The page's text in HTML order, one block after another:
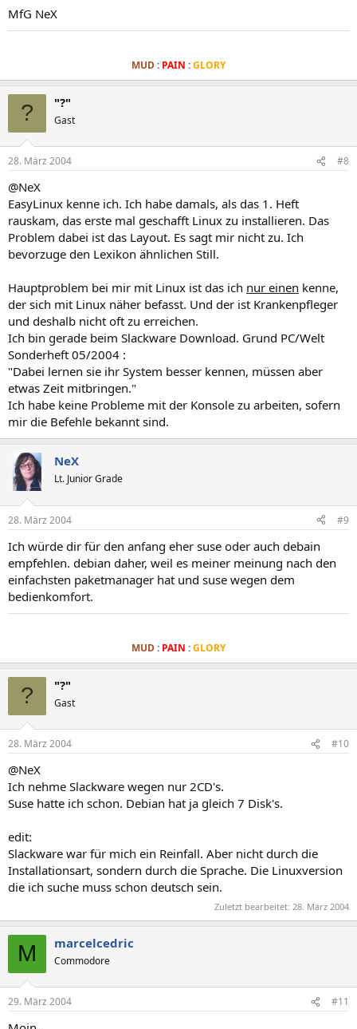
MfG NeX
MUD: PAIN :GLORY
? "?"
Gast
28. März 2004 #8
@NeX
EasyLinux kenne ich. Ich habe damals, als das 1. Heft
rauskam, das erste mal geschafft Linux zu installieren. Das
Problem dabei ist das Layout. Es sagt mir nicht zu. Ich
bevorzuge den Lexikon ähnlichen Still.
Hauptproblem bei mir mit Linux ist das ich nur einen kenne,
der sich mit Linux näher befasst. Und der ist Krankenpfleger
und deshalb nicht oft zu erreichen.
Ich bin gerade beim Slackware Download. Grund PC/Welt
Sonderheft 05/2004 :
"Dabei lernen sie ihr System besser kennen, müssen aber
etwas Zeit mitbringen."
Ich habe keine Probleme mit der Konsole zu arbeiten, sofern
mir die Befehle bekannt sind.
NeX
Lt. Junior Grade
28. März 2004 #9
Ich würde dir für den anfang eher suse oder auch debain
empfehlen. debian daher, weil es meiner meinung nach den
einfachsten paketmanager hat und suse wegen dem
bedienkomfort.
MUD: PAIN :GLORY
? "?"
Gast
28. März 2004 #10
@NeX
Ich nehme Slackware wegen nur 2CD's.
Suse hatte ich schon. Debian hat ja gleich 7 Disk's.
edit:
Slackware war für mich ein Reinfall. Aber nicht durch die
Installationsart, sondern durch die Sprache. Die Linuxversion
die ich suche muss schon deutsch sein.
Zuletzt bearbeitet: 28. März 2004
M marcelcedric
Commodore
29. März 2004 #11